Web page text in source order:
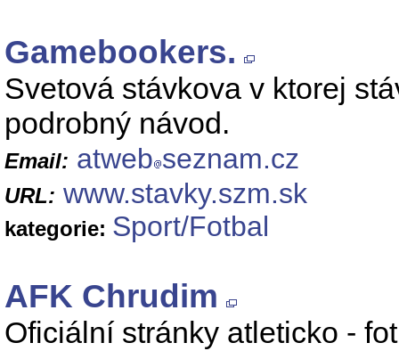
Gamebookers.
Svetová stávkova v ktorej
podrobný návod.
Email: atweb seznam.cz
URL: www.stavky.szm.sk
kategorie: Sport/Fotbal
AFK Chrudim
Oficiální stránky atleticko -